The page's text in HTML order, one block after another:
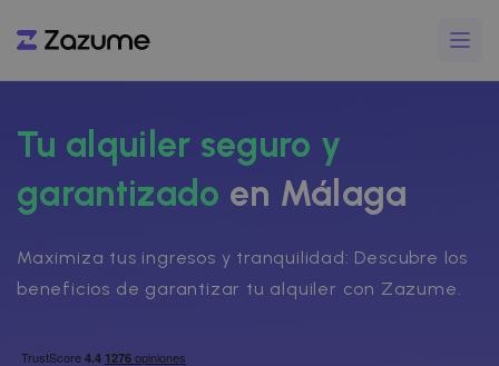
Tu alquiler seguro y
garantizado en Málaga
Maximiza tus ingresos y tranquilidad: Descubre los
beneficios de garantizar tu alquiler con Zazume.